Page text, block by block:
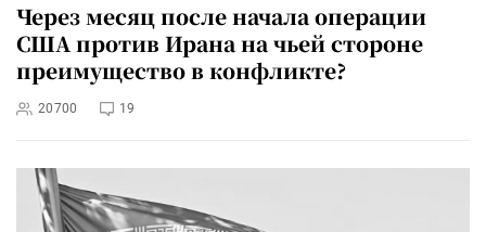
Через месяц после начала операции
США против Ирана на чьей стороне
преимущество в конфликте?
20700 19